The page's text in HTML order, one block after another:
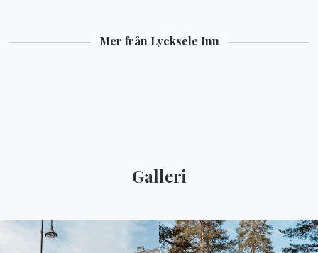
Mer från Lycksele Inn
Galleri